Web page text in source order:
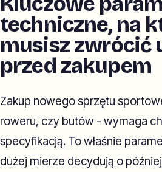
techniczne, na
musisz zwrócić
przed zakupem
Zakup nowego sprzętu
roweru, czy butów - wymaga
specyfikacją. To właśnie
dużej mierze decydują o